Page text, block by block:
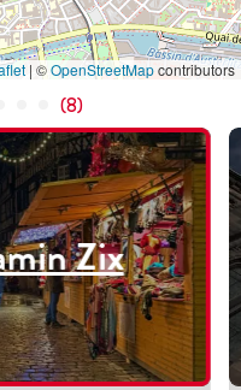
| ©OpenStreetMapcontributors
(8)
Zix